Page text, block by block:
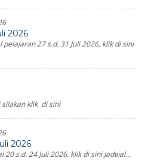
2026
27 s.d. 31 Juli 2026, klik di sini
silakan klik di sini
2026
s.d. 24 Juli 2026, klik di sini Jadwal...